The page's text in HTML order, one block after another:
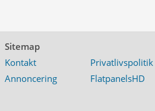
Sitemap
Kontakt
Privatlivspolitik
Annoncering
FlatpanelsHD